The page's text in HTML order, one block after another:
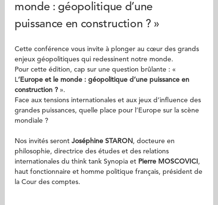
monde : géopolitique d’une
puissance en construction ? »
Cette conférence vous invite à plonger au cœur des grands
enjeux géopolitiques qui redessinent notre monde.
Pour cette édition, cap sur une question brûlante : «
L’Europe et le monde : géopolitique d’une puissance en
construction ? ».
Face aux tensions internationales et aux jeux d’influence des
grandes puissances, quelle place pour l’Europe sur la scène
mondiale ?
Nos invités seront Joséphine STARON , docteure en
philosophie, directrice des études et des relations
internationales du think tank Synopia et Pierre MOSCOVICI ,
haut fonctionnaire et homme politique français, président de
la Cour des comptes.